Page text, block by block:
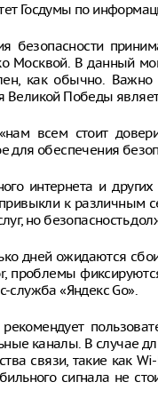
Госдумы по
безопасности
Москвой. В данный
как обычно.
Великой Победы
всем стоит
для обеспечения
интернета и
к различным
но безопасность
дней ожидаются
проблемы
служба «Яндекс Go».
рекомендует
каналы. В случае
связи, такие как
сигнала не